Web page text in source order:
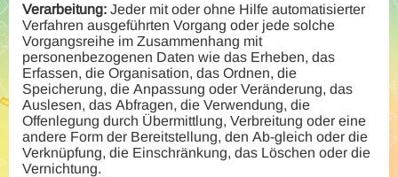
Verarbeitung: Jeder mit oder ohne Hilfe automatisierter
Verfahren ausgeführten Vorgang oder jede solche
Vorgangsreihe im Zusammenhang mit
personenbezogenen Daten wie das Erheben, das
Erfassen, die Organisation, das Ordnen, die
Speicherung, die Anpassung oder Veränderung, das
Auslesen, das Abfragen, die Verwendung, die
Offenlegung durch Übermittlung, Verbreitung oder eine
andere Form der Bereitstellung, den Ab-gleich oder die
Verknüpfung, die Einschränkung, das Löschen oder die
Vernichtung.